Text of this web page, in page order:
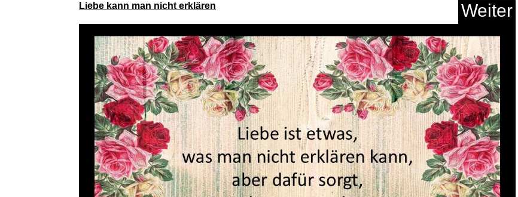
Walensee Gartenkralle mit 4 Zi...
Anzeige
Liebe kann man nicht erklären Weiter